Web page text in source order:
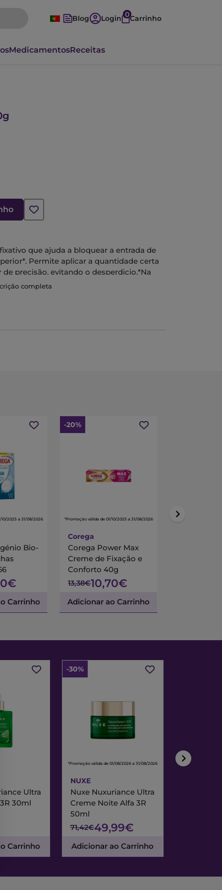
Blog Login 0Carrinho
MedicamentosReceitas
que ajuda a bloquear a entrada de
Permite aplicar a quantidade certa
precisão, evitando o desperdicio.*Na
completa
2025 a 31/08/2026
Bio-
Carrinho
-20%
*Promoção válida de 01/10/2025 a 31/08/2026
Corega
Corega Power Max
Creme de Fixação e
Conforto 40g
13,38€10,70€
Adicionar ao Carrinho
*Promoção válida de
Ultra
30ml
Carrinho
-30%
*Promoção válida de 01/08/2026 a 31/08/2026
NUXE
Nuxe Nuxuriance Ultra
Creme Noite Alfa 3R
50ml
71,42€49,99€
Adicionar ao Carrinho
*Promoção válida